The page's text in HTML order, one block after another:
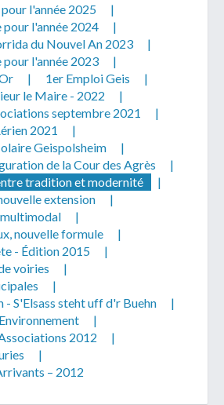
l'année 2025
|
l'année 2024
|
du Nouvel An 2023
|
l'année 2023
|
| 1er Emploi Geis
|
le Maire - 2022
|
septembre 2021
|
2021
|
Geispolsheim
|
de la Cour des Agrès
|
tradition et modernité
|
extension
|
|
nouvelle formule
|
- Édition 2015
|
voiries
|
|
- S'Elsass steht uff d'r Buehn
|
|
2012
|
|
– 2012
votre fichier
(.pdf), JPEG (.jpeg / .jpg) ou
WORD (.doc, .docx)
ce formulaire, j'accepte
soient traitées par la
de Geispolsheim.